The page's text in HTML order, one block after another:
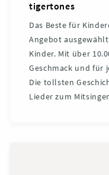
tigertones
Das Beste für
Angebot
Kinder. Mit über
Geschmack und für
Die tollsten
Lieder zum